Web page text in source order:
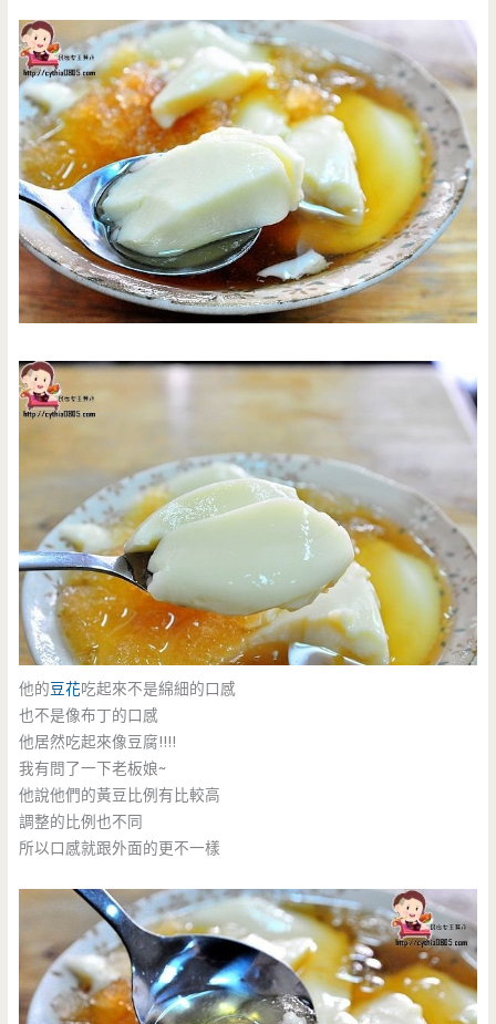
他的豆花吃起來不是綿細的口感
也不是像布丁的口感
他居然吃起來像豆腐!!!!
我有問了一下老板娘~
他說他們的黃豆比例有比較高
調整的比例也不同
所以口感就跟外面的更不一樣